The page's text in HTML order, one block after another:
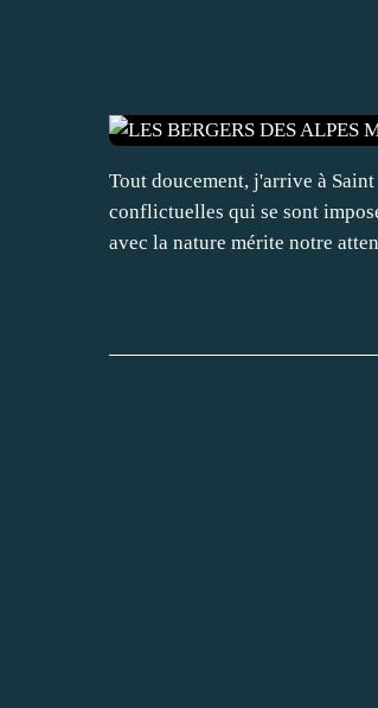
Tout doucement, j'arrive à
conflictuelles qui se sont
avec la nature mérite notre